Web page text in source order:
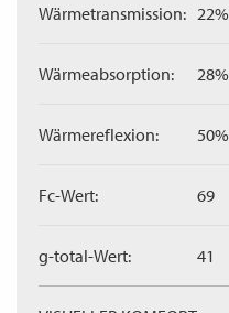
Wärmetransmission: 22%
Wärmeabsorption: 28%
Wärmereflexion: 50%
Fc-Wert: 69
g-total-Wert: 41